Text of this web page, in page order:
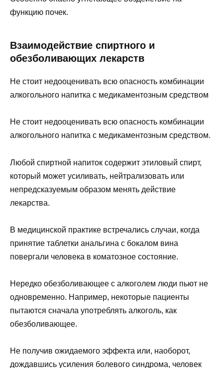
функцию почек.
Взаимодействие спиртного и
обезболивающих лекарств
Не стоит недооценивать всю опасность комбинации
алкогольного напитка с медикаментозным средством
Не стоит недооценивать всю опасность комбинации
алкогольного напитка с медикаментозным средством.
Любой спиртной напиток содержит этиловый спирт,
который может усиливать, нейтрализовать или
непредсказуемым образом менять действие
лекарства.
В медицинской практике встречались случаи, когда
принятие таблетки анальгина с бокалом вина
повергали человека в коматозное состояние.
Нередко обезболивающее с алкоголем люди пьют не
одновременно. Например, некоторые пациенты
пытаются сначала употреблять алкоголь, как
обезболивающее.
Не получив ожидаемого эффекта или, наоборот,
дождавшись усиления болевого синдрома, человек